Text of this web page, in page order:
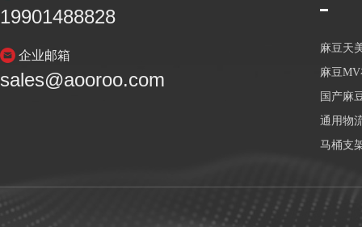
19901488828
企业邮箱
sales@aooroo.com
麻豆天
麻豆
国产麻
通用物
马桶支